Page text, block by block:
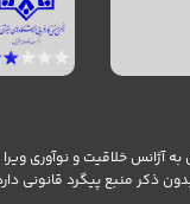
آژانس خلاقیت و نوآوری
ذکر منبع پیگرد قانونی